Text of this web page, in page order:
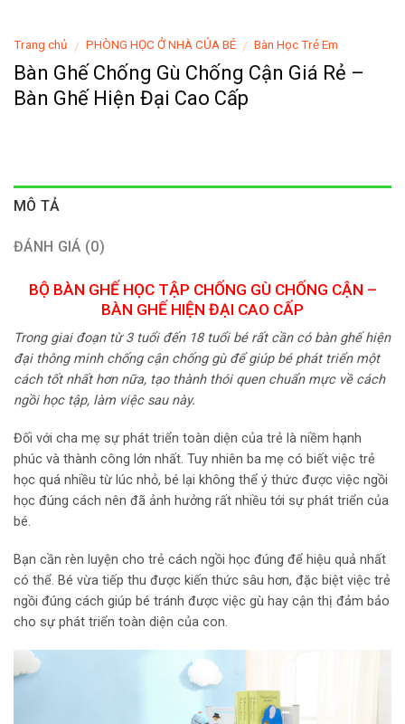
Trang chủ / PHÒNG HỌC Ở NHÀ CỦA BÉ / Bàn Học Trẻ Em
Bàn Ghế Chống Gù Chống Cận Giá Rẻ –
Bàn Ghế Hiện Đại Cao Cấp
MÔ TẢ
ĐÁNH GIÁ (0)
BỘ BÀN GHẾ HỌC TẬP CHỐNG GÙ CHỐNG CẬN –
BÀN GHẾ HIỆN ĐẠI CAO CẤP
Trong giai đoạn từ 3 tuổi đến 18 tuổi bé rất cần có bàn ghế hiện
đại thông minh chống cận chống gù để giúp bé phát triển một
cách tốt nhất hơn nữa, tạo thành thói quen chuẩn mực về cách
ngồi học tập, làm việc sau này.
Đối với cha mẹ sự phát triển toàn diện của trẻ là niềm hạnh
phúc và thành công lớn nhất. Tuy nhiên ba mẹ có biết việc trẻ
học quá nhiều từ lúc nhỏ, bé lại không thể ý thức được việc ngồi
học đúng cách nên đã ảnh hưởng rất nhiều tới sự phát triển của
bé.
Bạn cần rèn luyện cho trẻ cách ngồi học đúng để hiệu quả nhất
có thể. Bé vừa tiếp thu được kiến thức sâu hơn, đặc biệt việc trẻ
ngồi đúng cách giúp bé tránh được việc gù hay cận thị đảm bảo
cho sự phát triển toàn diện của con.